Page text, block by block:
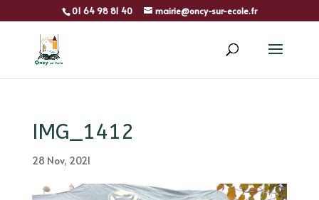
01 64 98 81 40 mairie@oncy-sur-ecole.fr
IMG_1412
28 Nov, 2021